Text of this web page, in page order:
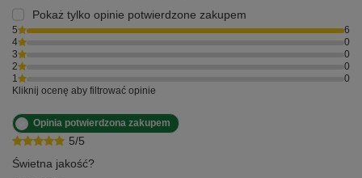
Pokaż tylko opinie potwierdzone zakupem
5
6
4
0
3
0
2
0
1
0
Kliknij ocenę aby filtrować opinie
5/5
Opinia potwierdzona zakupem
Świetna jakość?